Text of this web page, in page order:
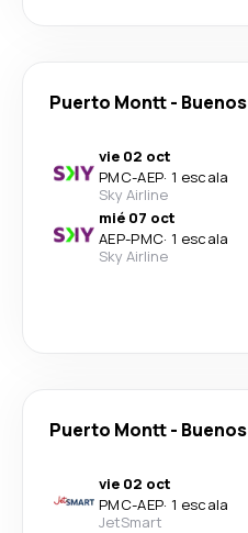
Puerto Montt-
vie 02 oct
PMC-AEP· 1 escala
Sky Airline
mié 07 oct
AEP-PMC· 1 escala
Sky Airline
Puerto Montt-
vie 02 oct
PMC-AEP· 1 escala
JetSmart